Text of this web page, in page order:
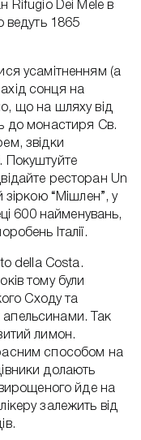
Rifugio Dei Mele в
ведуть 1865
усамітненням (а
сонця на
що на шляху від
до монастиря Св.
звідки
Покуштуйте
ресторан Un
“Мішлен”, у
600 найменувань,
Італії.
della Costa.
тому були
Сходу та
Так
лимон.
способом на
долають
вирощеного йде на
залежить від